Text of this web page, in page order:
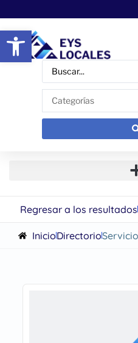
Abrir barra de herramientas
Regresar a los resultados
InicioDirectorio